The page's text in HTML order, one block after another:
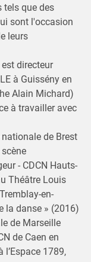
tels que des
sont l'occasion
leurs
directeur
à Guissény en
Alain Michard)
à travailler avec
nationale de Brest
- CDCN Hauts-
Théâtre Louis
en-
la danse » (2016)
de Marseille
de Caen en
l’Espace 1789,